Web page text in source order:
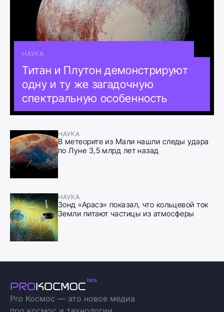
НАУКА
Титан и Плутон демонстрируют
одну и ту же загадочную
спектральную особенность
НАУКА
В метеорите из Мали нашли следы удара
по Луне 3,5 млрд лет назад
НАУКА
Зонд «Арасэ» показал, что кольцевой ток
Земли питают частицы из атмосферы
Pro Космос — это новое медиа